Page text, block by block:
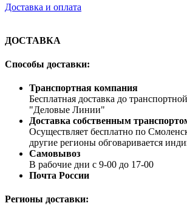
Доставка и оплата
ДОСТАВКА
Способы доставки:
Транспортная компания
Бесплатная доставка до
"Деловые Линии"
Доставка собственным
Осуществляет бесплатно по
другие регионы обговаривается
Самовывоз
В рабочие дни с 9-00 до 17-00
Почта России
Регионы доставки: